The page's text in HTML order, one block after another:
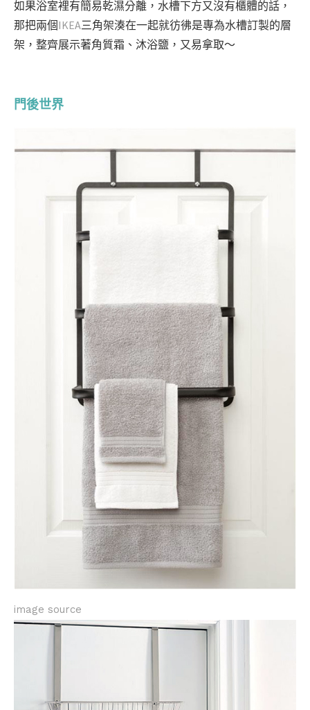
如果浴室裡有簡易乾濕分離，水槽下方又沒有櫃體的話，
那把兩個IKEA三角架湊在一起就彷彿是專為水槽訂製的層
架，整齊展示著角質霜、沐浴鹽，又易拿取～
門後世界
image source